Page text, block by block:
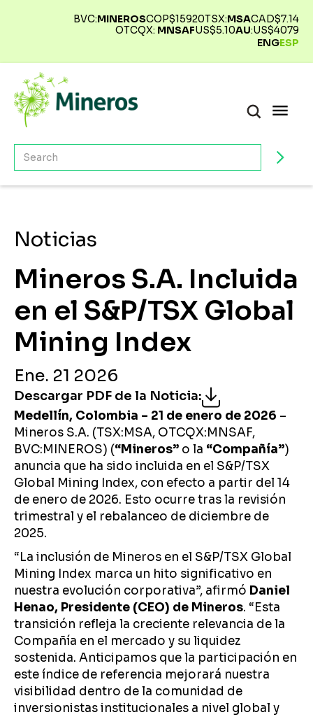
BVC:MINEROSCOP$15920TSX:MSACAD$7.14
OTCQX: MNSAFUS$5.10AU:US$4079
ENGESP
Noticias
Mineros S.A. Incluida
en el S&P/TSX Global
Mining Index
Ene. 21 2026
Descargar PDF de la Noticia:
Medellín, Colombia – 21 de enero de 2026 –
Mineros S.A. (TSX:MSA, OTCQX:MNSAF,
BVC:MINEROS) (“Mineros” o la “Compañía”)
anuncia que ha sido incluida en el S&P/TSX
Global Mining Index, con efecto a partir del 14
de enero de 2026. Esto ocurre tras la revisión
trimestral y el rebalanceo de diciembre de
2025.
“La inclusión de Mineros en el S&P/TSX Global
Mining Index marca un hito significativo en
nuestra evolución corporativa”, afirmó Daniel
Henao, Presidente (CEO) de Mineros. “Esta
transición refleja la creciente relevancia de la
Compañía en el mercado y su liquidez
sostenida. Anticipamos que la participación en
este índice de referencia mejorará nuestra
visibilidad dentro de la comunidad de
inversionistas institucionales a nivel global y